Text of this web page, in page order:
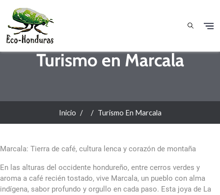
Turismo en Marcala
Inicio Turismo En Marcala
Marcala: Tierra de café, cultura lenca y corazón de montaña
En las alturas del occidente hondureño, entre cerros verdes y
aroma a café recién tostado, vive Marcala, un pueblo con alma
indígena, sabor profundo y orgullo en cada paso. Esta joya de La